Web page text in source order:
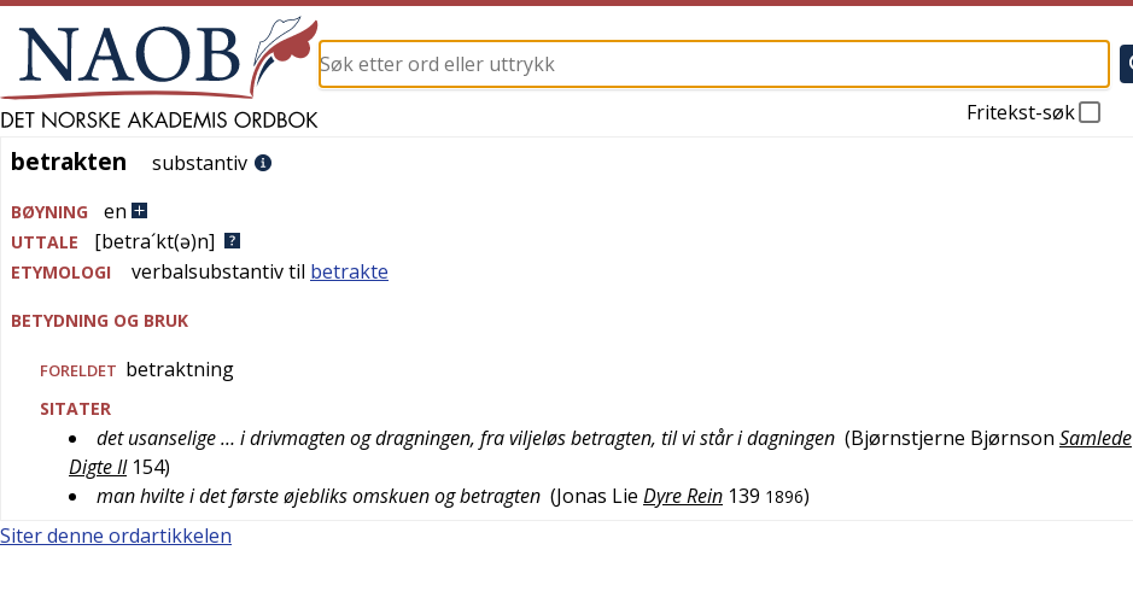
Fritekst-søk
betrakten
betrakten substantiv
BØYNING en
UTTALE [betra´kt(ə)n]
ETYMOLOGI verbalsubstantiv til betrakte
BETYDNING OG BRUK
FORELDET betraktning
SITATER
det usanselige … i drivmagten og dragningen, fra viljeløs betragten, til vi står i dagningen (Bjørnstjerne Bjørnson Samlede
Digte II 154)
man hvilte i det første øjebliks omskuen og betragten (Jonas Lie Dyre Rein 139 1896)
Siter denne ordartikkelen